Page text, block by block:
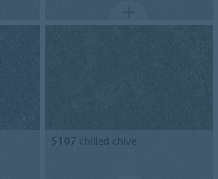
5107 chilled chive